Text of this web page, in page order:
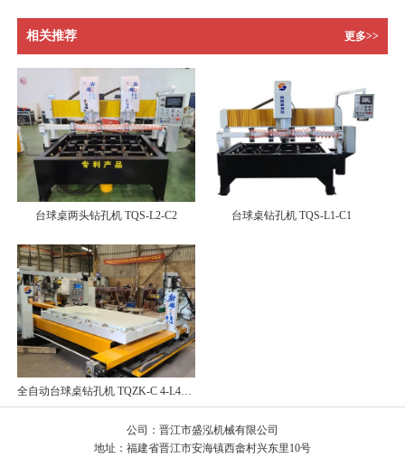
相关推荐 更多>>
台球桌两头钻孔机 TQS-L2-C2 台球桌钻孔机 TQS-L1-C1
全自动台球桌钻孔机 TQZK-C 4-L4-D6
公司：晋江市盛泓机械有限公司
地址：福建省晋江市安海镇西畲村兴东里10号